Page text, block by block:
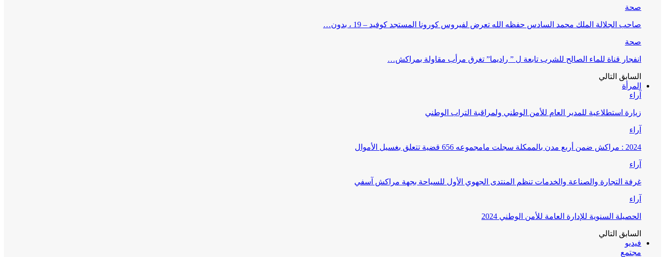
صحة
صاحب الجلالة الملك محمد السادس حفظه الله تعرض لفيروس كورونا المستجد كوفيد – 19 ، بدون…
صحة
انفجار قناة للماء الصالح للشرب تابعة ل ” راديما” تغرق مرأب مقاولة بمراكش…
السابق التالي
المرأة
آراء
زيارة استطلاعية للمدير العام للأمن الوطني ولمراقبة التراب الوطني
آراء
2024 : مراكش ضمن أربع مدن بالممكلة سجلت مامجموعه 656 قضية تتعلق بغسيل الأموال
آراء
غرفة التجارة والصناعة والخدمات تنظم المنتدى الجهوي الأول للسياحة بجهة مراكش آسفي
آراء
الحصيلة السنوية للإدارة العامة للأمن الوطني 2024
السابق التالي
فيديو
مجتمع